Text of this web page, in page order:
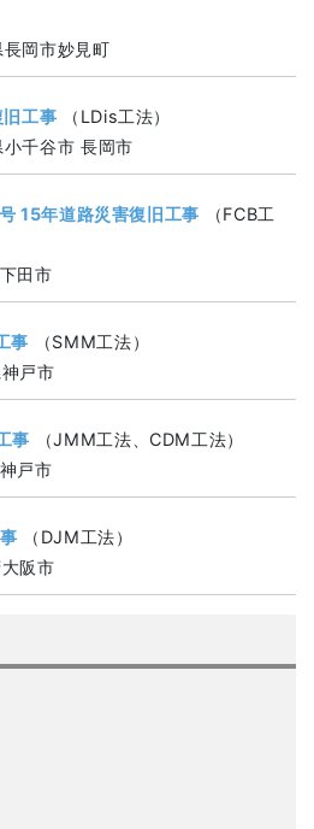
岡市妙見町
工事 （LDis工法）
千谷市 長岡市
15年道路災害復旧工事 （FCB工
田市
事 （SMM工法）
戸市
事 （JMM工法、CDM工法）
戸市
（DJM工法）
阪市